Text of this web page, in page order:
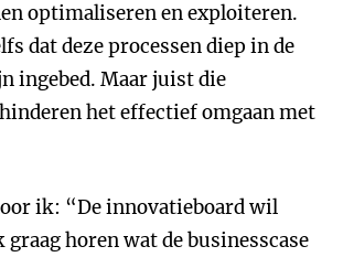
optimaliseren en exploiteren.
dat deze processen diep in de
ingebed. Maar juist die
het effectief omgaan met
ik: “De innovatieboard wil
graag horen wat de businesscase